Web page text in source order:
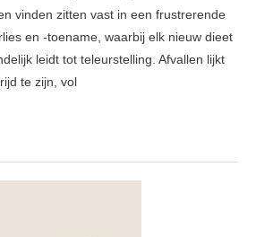
vinden zitten vast in een frustrerende
en -toename, waarbij elk nieuw dieet
leidt tot teleurstelling. Afvallen lijkt
te zijn, vol